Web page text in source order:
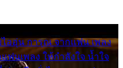
ออุ่น การุณ จากแฟน เพลง
ฟนเพลง ให้กำลังใจ น้ำใจ